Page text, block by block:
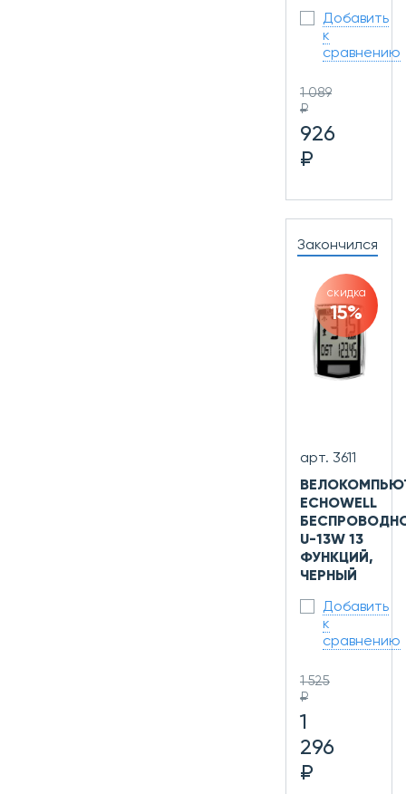
Добавить
к
сравнению
1 089
₽
926
₽
Закончился
скидка
15%
арт. 3611
ECHOWELL
U-13W 13
ФУНКЦИЙ,
ЧЕРНЫЙ
Добавить
к
сравнению
1 525
₽
1
296
₽